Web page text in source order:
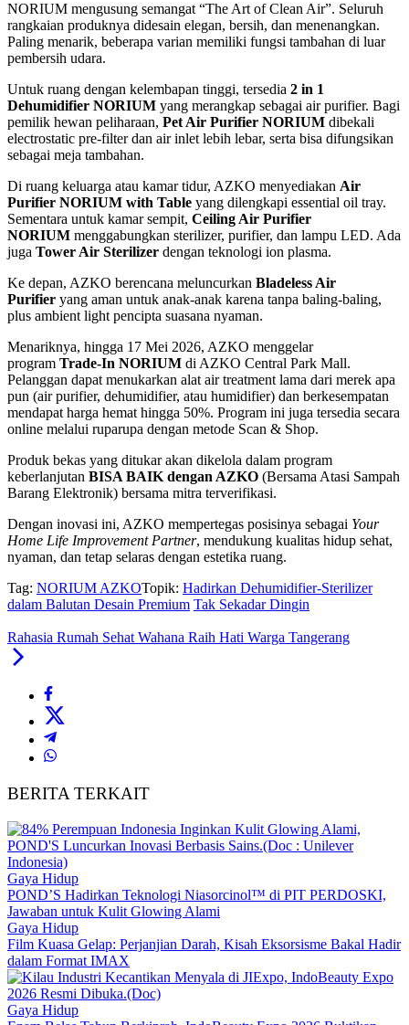
NORIUM mengusung semangat “The Art of Clean Air”. Seluruh
rangkaian produknya didesain elegan, bersih, dan menenangkan.
Paling menarik, beberapa varian memiliki fungsi tambahan di luar
pembersih udara.
Untuk ruang dengan kelembapan tinggi, tersedia 2 in 1
Dehumidifier NORIUM yang merangkap sebagai air purifier. Bagi
pemilik hewan peliharaan, Pet Air Purifier NORIUM dibekali
electrostatic pre-filter dan air inlet lebih lebar, serta bisa difungsikan
sebagai meja tambahan.
Di ruang keluarga atau kamar tidur, AZKO menyediakan Air
Purifier NORIUM with Table yang dilengkapi essential oil tray.
Sementara untuk kamar sempit, Ceiling Air Purifier
NORIUM menggabungkan sterilizer, purifier, dan lampu LED. Ada
juga Tower Air Sterilizer dengan teknologi ion plasma.
Ke depan, AZKO berencana meluncurkan Bladeless Air
Purifier yang aman untuk anak-anak karena tanpa baling-baling,
plus ambient light pencipta suasana nyaman.
Menariknya, hingga 17 Mei 2026, AZKO menggelar
program Trade-In NORIUM di AZKO Central Park Mall.
Pelanggan dapat menukarkan alat air treatment lama dari merek apa
pun (air purifier, dehumidifier, atau humidifier) dan berkesempatan
mendapat harga hemat hingga 50%. Program ini juga tersedia secara
online melalui ruparupa dengan metode Scan & Shop.
Produk bekas yang ditukar akan dikelola dalam program
keberlanjutan BISA BAIK dengan AZKO (Bersama Atasi Sampah
Barang Elektronik) bersama mitra terverifikasi.
Dengan inovasi ini, AZKO mempertegas posisinya sebagai Your
Home Life Improvement Partner, mendukung kualitas hidup sehat,
nyaman, dan tetap selaras dengan estetika ruang.
Tag: NORIUM AZKOTopik: Hadirkan Dehumidifier-Sterilizer
dalam Balutan Desain Premium Tak Sekadar Dingin
Rahasia Rumah Sehat Wahana Raih Hati Warga Tangerang
BERITA TERKAIT
Gaya Hidup
POND’S Hadirkan Teknologi Niasorcinol™ di PIT PERDOSKI,
Jawaban untuk Kulit Glowing Alami
Gaya Hidup
Film Kuasa Gelap: Perjanjian Darah, Kisah Eksorsisme Bakal Hadir
dalam Format IMAX
Gaya Hidup